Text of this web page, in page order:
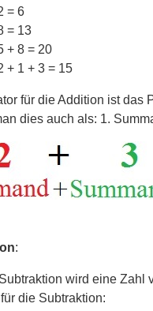
= 6
= 13
+ 8 = 20
+ 1 + 3 = 15
für die Addition ist das
dies auch als: 1.
:
wird eine
die Subtraktion: